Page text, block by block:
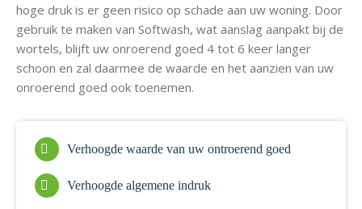
hoge druk is er geen risico op schade aan uw woning. Door
gebruik te maken van Softwash, wat aanslag aanpakt bij de
wortels, blijft uw onroerend goed 4 tot 6 keer langer
schoon en zal daarmee de waarde en het aanzien van uw
onroerend goed ook toenemen.
Verhoogde waarde van uw ontroerend goed
Verhoogde algemene indruk